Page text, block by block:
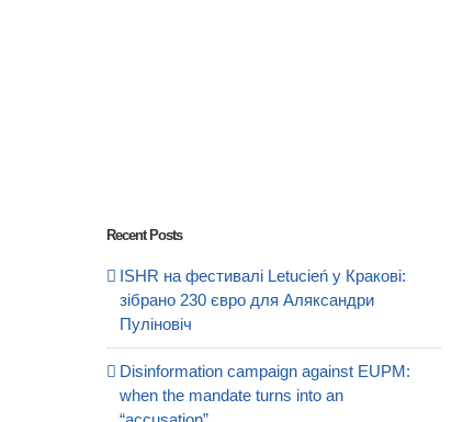
Recent Posts
ISHR на фестивалі Letucień у Кракові:
зібрано 230 євро для Аляксандри
Пуліновіч
Disinformation campaign against EUPM:
when the mandate turns into an